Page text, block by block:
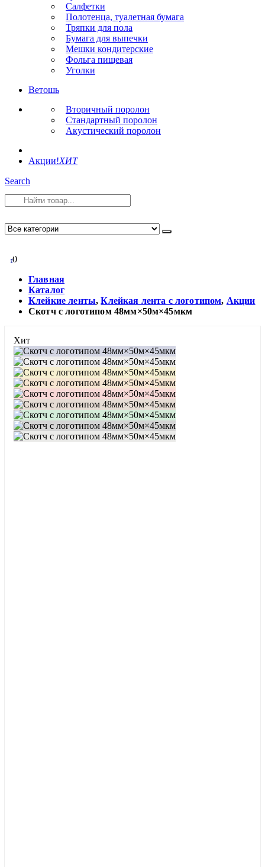
Салфетки
Полотенца, туалетная бумага
Тряпки для пола
Бумага для выпечки
Мешки кондитерские
Фольга пищевая
Уголки
Ветошь
Вторичный поролон
Стандартный поролон
Акустический поролон
Акции!ХИТ
Search
00
Главная
Каталог
Клейкие ленты,Клейкая лента с логотипом, Акции
Скотч с логотипом 48мм×50м×45мкм
Хит